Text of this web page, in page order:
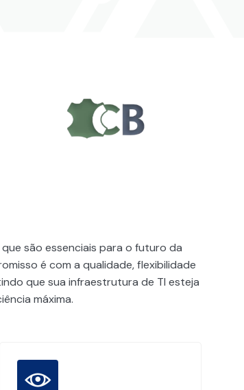
são essenciais para o futuro da
é com a qualidade, flexibilidade
que sua infraestrutura de TI esteja
máxima.